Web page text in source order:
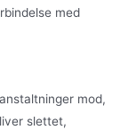
med
mod,
slettet,